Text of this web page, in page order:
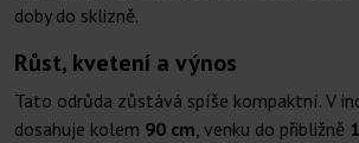
doby do sklizně.
Růst, kvetení a výnos
Tato odrůda zůstává spíše kompaktní. V
dosahuje kolem 90 cm, venku do přibližně